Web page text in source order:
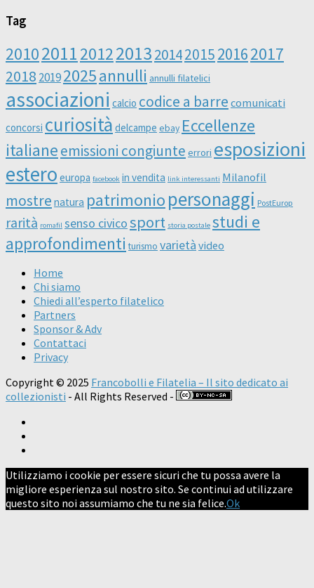
Tag
20102011201220132014201520162017
2018 20192025annulli annulli filatelici
associazioni calcio codice a barre comunicati
concorsi curiosità delcampe ebay Eccellenze
italianeemissioni congiunte errori esposizioni
estero europa facebook in vendita link interessanti Milanofil
mostre natura patrimonio personaggi PostEurop
rarità romafil senso civicosport storia postale studi e
approfondimenti turismo varietà video
Home
Chi siamo
Chiedi all’esperto filatelico
Partners
Sponsor & Adv
Contattaci
Privacy
Copyright © 2025 Francobolli e Filatelia – Il sito dedicato ai
collezionisti - All Rights Reserved -
Utilizziamo i cookie per essere sicuri che tu possa avere la
migliore esperienza sul nostro sito. Se continui ad utilizzare
questo sito noi assumiamo che tu ne sia felice.Ok